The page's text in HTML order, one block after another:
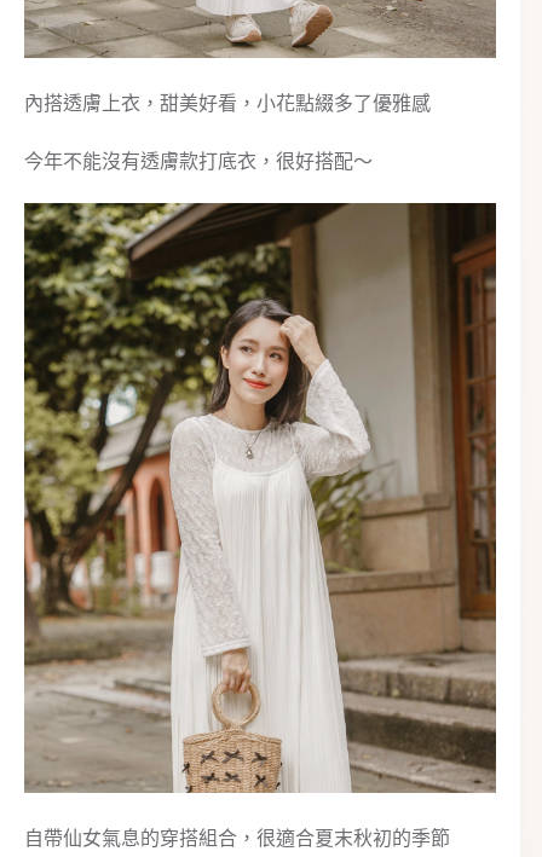
內搭透膚上衣，甜美好看，小花點綴多了優雅感
今年不能沒有透膚款打底衣，很好搭配～
自帶仙女氣息的穿搭組合，很適合夏末秋初的季節